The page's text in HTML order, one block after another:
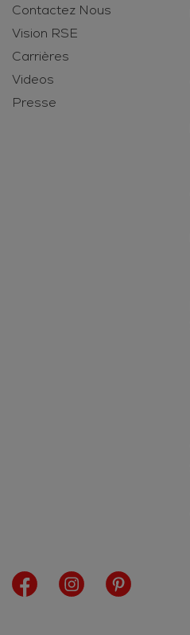
Contactez Nous
Vision RSE
Carrières
Videos
Presse